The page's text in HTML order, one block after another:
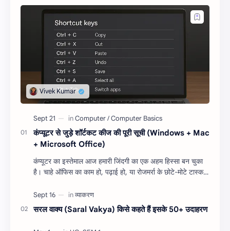
कंप्यूटर से जुड़े शॉर्टकट कीज की पूरी सूची (Windows + Mac
+ Microsoft Office)
कंप्यूटर का इस्तेमाल आज हमारी जिंदगी का एक अहम हिस्सा बन चुका
है। चाहे ऑफिस का काम हो, पढ़ाई हो, या रोजमर्रा के छोटे-मोटे टास्क,
सरल वाक्य (Saral Vakya) किसे कहते हैं इसके 50+ उदाहरण